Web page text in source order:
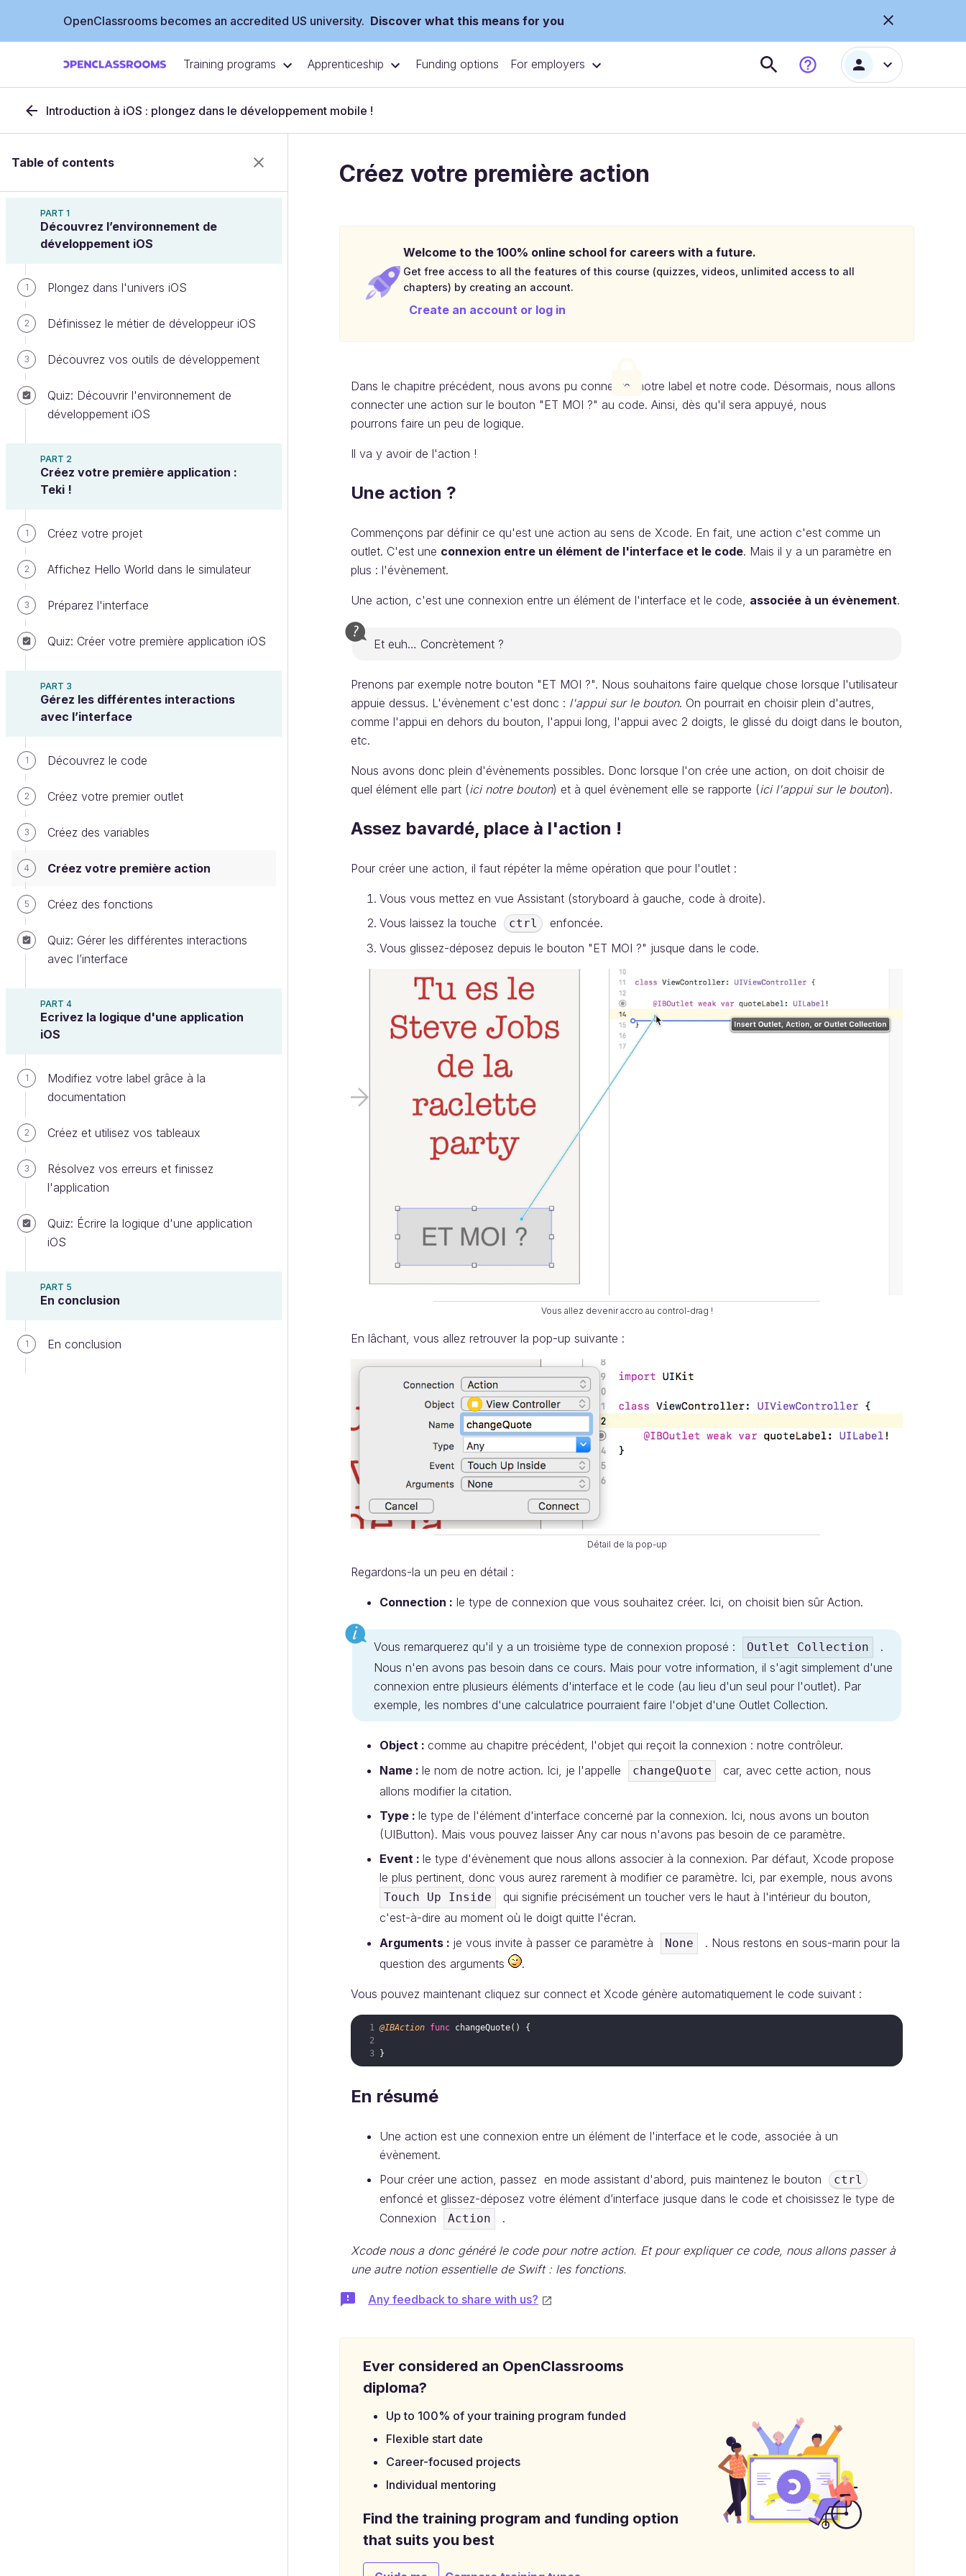
OpenClassrooms becomes an accredited US university. Discover what this means for you
Training programs Apprenticeship Funding options For employers
Introduction à iOS : plongez dans le développement mobile !
Table of contents
PART 1
Découvrez l’environnement de
développement iOS
1 Plongez dans l'univers iOS
2 Définissez le métier de développeur iOS
3 Découvrez vos outils de développement
Quiz: Découvrir l'environnement de
développement iOS
PART 2
Créez votre première application :
Teki !
1 Créez votre projet
2 Affichez Hello World dans le simulateur
3 Préparez l'interface
Quiz: Créer votre première application iOS
PART 3
Gérez les différentes interactions
avec l’interface
1 Découvrez le code
2 Créez votre premier outlet
3 Créez des variables
4 Créez votre première action
5 Créez des fonctions
Quiz: Gérer les différentes interactions
avec l’interface
PART 4
Ecrivez la logique d'une application
iOS
1
Modifiez votre label grâce à la
documentation
2 Créez et utilisez vos tableaux
3
Résolvez vos erreurs et finissez
l'application
Quiz: Écrire la logique d'une application
iOS
PART 5
En conclusion
1 En conclusion
Créez votre première action
Welcome to the 100% online school for careers with a future.
Get free access to all the features of this course (quizzes, videos, unlimited access to all
chapters) by creating an account.
Create an account or log in
Dans le chapitre précédent, nous avons pu connecter notre label et notre code. Désormais, nous allons
connecter une action sur le bouton "ET MOI ?" au code. Ainsi, dès qu'il sera appuyé, nous
pourrons faire un peu de logique.
Il va y avoir de l'action !
Une action ?
Commençons par définir ce qu'est une action au sens de Xcode. En fait, une action c'est comme un
outlet. C'est une connexion entre un élément de l'interface et le code. Mais il y a un paramètre en
plus : l'évènement.
Une action, c'est une connexion entre un élément de l'interface et le code, associée à un évènement.
Et euh… Concrètement ?
Prenons par exemple notre bouton "ET MOI ?". Nous souhaitons faire quelque chose lorsque l'utilisateur
appuie dessus. L'évènement c'est donc : l'appui sur le bouton. On pourrait en choisir plein d'autres,
comme l'appui en dehors du bouton, l'appui long, l'appui avec 2 doigts, le glissé du doigt dans le bouton,
etc.
Nous avons donc plein d'évènements possibles. Donc lorsque l'on crée une action, on doit choisir de
quel élément elle part (ici notre bouton) et à quel évènement elle se rapporte (ici l'appui sur le bouton).
Assez bavardé, place à l'action !
Pour créer une action, il faut répéter la même opération que pour l'outlet :
Vous vous mettez en vue Assistant (storyboard à gauche, code à droite).
Vous laissez la touche
ctrl
enfoncée.
Vous glissez-déposez depuis le bouton "ET MOI ?" jusque dans le code.
Vous allez devenir accro au control-drag !
En lâchant, vous allez retrouver la pop-up suivante :
Détail de la pop-up
Regardons-la un peu en détail :
Connection : le type de connexion que vous souhaitez créer. Ici, on choisit bien sûr Action.
Vous remarquerez qu'il y a un troisième type de connexion proposé : Outlet Collection
.
Nous n'en avons pas besoin dans ce cours. Mais pour votre information, il s'agit simplement d'une
connexion entre plusieurs éléments d'interface et le code (au lieu d'un seul pour l'outlet). Par
exemple, les nombres d'une calculatrice pourraient faire l'objet d'une Outlet Collection.
Object : comme au chapitre précédent, l'objet qui reçoit la connexion : notre contrôleur.
Name : le nom de notre action. Ici, je l'appelle changeQuote
car, avec cette action, nous
allons modifier la citation.
Type : le type de l'élément d'interface concerné par la connexion. Ici, nous avons un bouton
(UIButton). Mais vous pouvez laisser Any car nous n'avons pas besoin de ce paramètre.
Event : le type d'évènement que nous allons associer à la connexion. Par défaut, Xcode propose
le plus pertinent, donc vous aurez rarement à modifier ce paramètre. Ici, par exemple, nous avons
Touch Up Inside
qui signifie précisément un toucher vers le haut à l'intérieur du bouton,
c'est-à-dire au moment où le doigt quitte l'écran.
Arguments : je vous invite à passer ce paramètre à None
. Nous restons en sous-marin pour la
question des arguments
.
Vous pouvez maintenant cliquez sur connect et Xcode génère automatiquement le code suivant :
@IBAction func changeQuote( ) {
}
En résumé
Une action est une connexion entre un élément de l'interface et le code, associée à un
évènement.
Pour créer une action, passez en mode assistant d'abord, puis maintenez le bouton
ctrl
enfoncé et glissez-déposez votre élément d’interface jusque dans le code et choisissez le type de
Connexion
Action .
Xcode nous a donc généré le code pour notre action. Et pour expliquer ce code, nous allons passer à
une autre notion essentielle de Swift : les fonctions.
Any feedback to share with us?
Ever considered an OpenClassrooms
diploma?
Up to 100% of your training program funded
Flexible start date
Career-focused projects
Individual mentoring
Find the training program and funding option
that suits you best